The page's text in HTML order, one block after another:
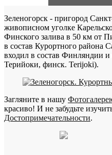
Зеленогорск - пригород
живописном уголке
Финского залива в 50 км от
в состав Курортного района
входил в состав Финляндии
Терийоки, финск. Terijoki).
Загляните в нашу
красиво! И не забудьте
Достопримечательности.